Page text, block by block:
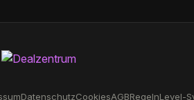
DatenschutzCookiesAGBRegelnLevel-